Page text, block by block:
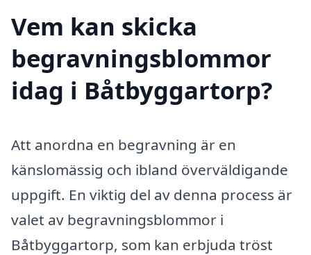
Vem kan skicka
begravningsblommor
idag i Båtbyggartorp?
Att anordna en begravning är en
känslomässig och ibland överväldigande
uppgift. En viktig del av denna process är
valet av begravningsblommor i
Båtbyggartorp, som kan erbjuda tröst